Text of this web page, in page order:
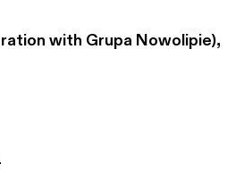
with Grupa Nowolipie),